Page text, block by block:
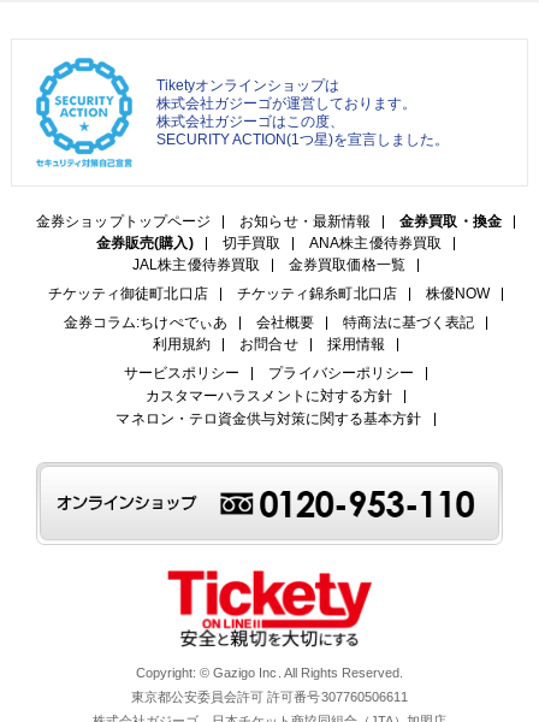
Tiketyオンラインショップは
株式会社ガジーゴが運営しております。
株式会社ガジーゴはこの度、
SECURITY ACTION(1つ星)を宣言しました。
金券ショップトップページ お知らせ・最新情報
金券買取・換金
金券販売(購入)
切手買取
ANA株主優待券買取
JAL株主優待券買取
金券買取価格一覧
チケッティ御徒町北口店
チケッティ錦糸町北口店
株優NOW
金券コラム:ちけぺでぃあ
会社概要
特商法に基づく表記
利用規約
お問合せ
採用情報
サービスポリシー
プライバシーポリシー
カスタマーハラスメントに対する方針
マネロン・テロ資金供与対策に関する基本方針
Copyright: © Gazigo Inc. All Rights Reserved.
東京都公安委員会許可 許可番号307760506611